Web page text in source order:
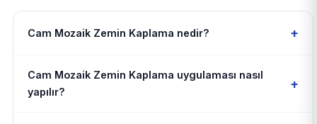
Cam Mozaik Zemin Kaplama nedir? +
Cam Mozaik Zemin Kaplama uygulaması nasıl
yapılır?
+